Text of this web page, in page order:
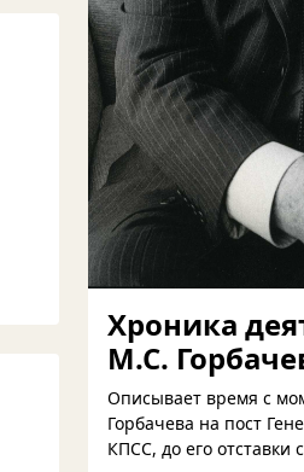
Хроника
М.С.
Описывает время с
Горбачева на пост
КПСС, до его отставки